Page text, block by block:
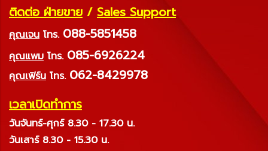
ติดต่อ ฝ่ายขาย / Sales Support
คุณเจน โทร. 088-5851458
คุณแพม โทร. 085-6926224
คุณเฟิร์น โทร. 062-8429978
เวลาเปิดทำการ
วันจันทร์-ศุกร์ 8.30 - 17.30 น.
วันเสาร์ 8.30 - 15.30 น.